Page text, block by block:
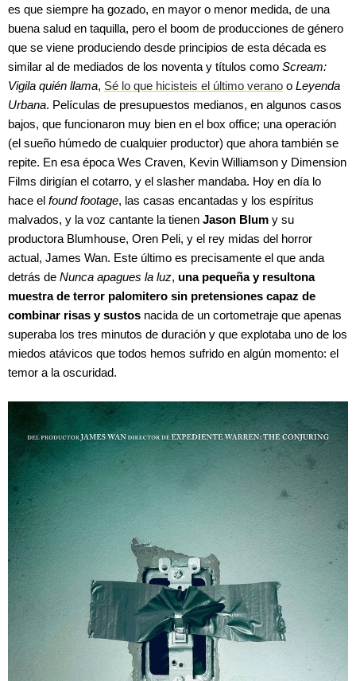
es que siempre ha gozado, en mayor o menor medida, de una
buena salud en taquilla, pero el boom de producciones de género
que se viene produciendo desde principios de esta década es
similar al de mediados de los noventa y títulos como Scream:
Vigila quién llama, Sé lo que hicisteis el último verano o Leyenda
Urbana. Películas de presupuestos medianos, en algunos casos
bajos, que funcionaron muy bien en el box office; una operación
(el sueño húmedo de cualquier productor) que ahora también se
repite. En esa época Wes Craven, Kevin Williamson y Dimension
Films dirigían el cotarro, y el slasher mandaba. Hoy en día lo
hace el found footage, las casas encantadas y los espíritus
malvados, y la voz cantante la tienen Jason Blum y su
productora Blumhouse, Oren Peli, y el rey midas del horror
actual, James Wan. Este último es precisamente el que anda
detrás de Nunca apagues la luz, una pequeña y resultona
muestra de terror palomitero sin pretensiones capaz de
combinar risas y sustos nacida de un cortometraje que apenas
superaba los tres minutos de duración y que explotaba uno de los
miedos atávicos que todos hemos sufrido en algún momento: el
temor a la oscuridad.